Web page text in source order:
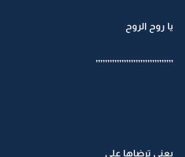
يا روح الروح
,,,,,,,,,,,,,,,,,,,,,,,,,,,,,,,,,
يعني ترضاها علي